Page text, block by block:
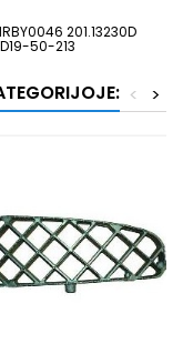
201.13230D
50-213
>
<